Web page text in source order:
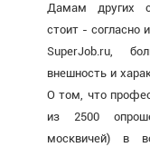
Дамам других
стоит - согласно
SuperJob.ru,
внешность и
О том, что
из 2500
москвичей) в